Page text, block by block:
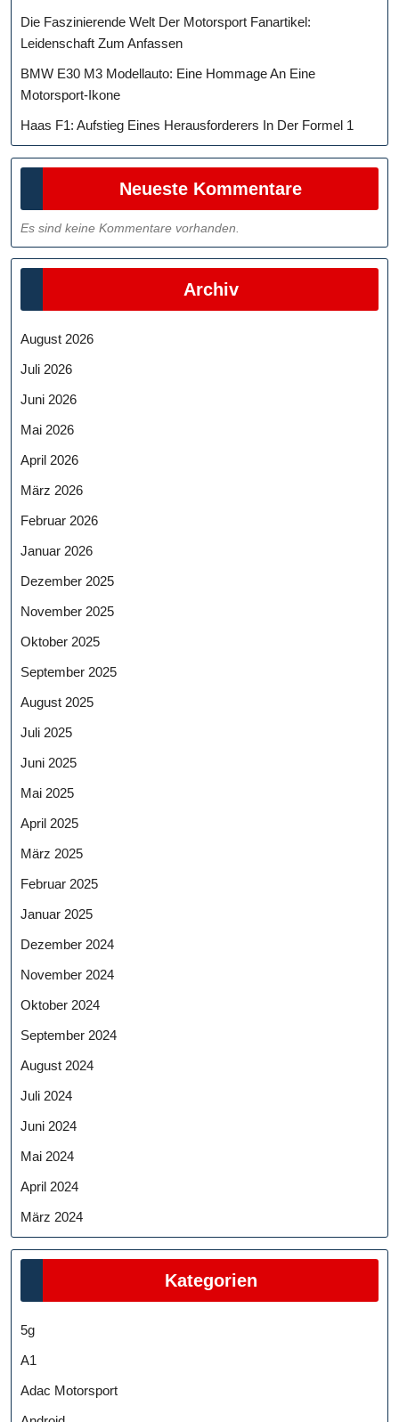
Die Faszinierende Welt Der Motorsport Fanartikel:
Leidenschaft Zum Anfassen
BMW E30 M3 Modellauto: Eine Hommage An Eine
Motorsport-Ikone
Haas F1: Aufstieg Eines Herausforderers In Der Formel 1
Neueste Kommentare
Es sind keine Kommentare vorhanden.
Archiv
August 2026
Juli 2026
Juni 2026
Mai 2026
April 2026
März 2026
Februar 2026
Januar 2026
Dezember 2025
November 2025
Oktober 2025
September 2025
August 2025
Juli 2025
Juni 2025
Mai 2025
April 2025
März 2025
Februar 2025
Januar 2025
Dezember 2024
November 2024
Oktober 2024
September 2024
August 2024
Juli 2024
Juni 2024
Mai 2024
April 2024
März 2024
Kategorien
5g
A1
Adac Motorsport